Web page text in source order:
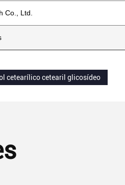
Co., Ltd.
cetearílico cetearil glicosídeo